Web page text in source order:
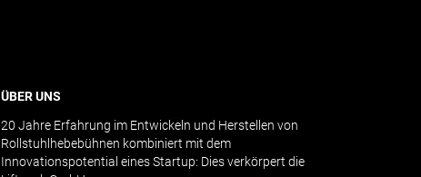
ÜBER UNS
20 Jahre Erfahrung im Entwickeln und Herstellen von
Rollstuhlhebebühnen kombiniert mit dem
Innovationspotential eines Startup: Dies verkörpert die